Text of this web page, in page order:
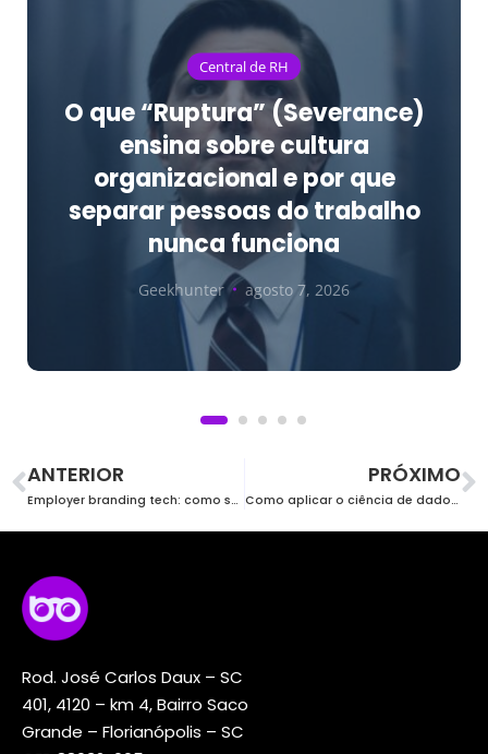
Central de RH
O que “Ruptura” (Severance)
ensina sobre cultura
organizacional e por que
separar pessoas do trabalho
nunca funciona
Geekhunter agosto 7, 2026
ANTERIOR
Employer branding tech: como ser uma empresa desejada por devs
PRÓXIMO
Como aplicar o ciência de dados ao marketing
Rod. José Carlos Daux – SC
401, 4120 – km 4, Bairro Saco
Grande – Florianópolis – SC